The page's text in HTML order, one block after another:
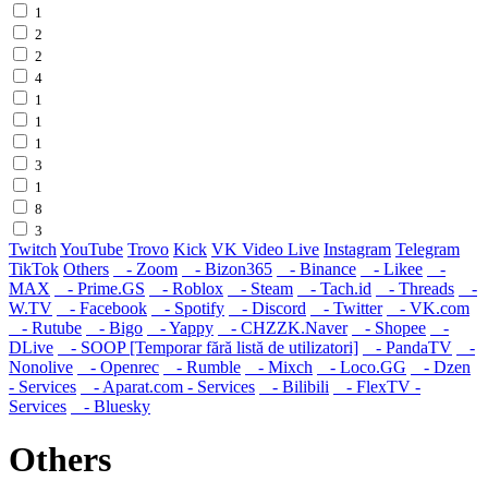
1
2
2
4
1
1
1
3
1
8
3
Twitch YouTube Trovo Kick VK Video Live Instagram Telegram
TikTok Others - Zoom - Bizon365 - Binance - Likee
-
MAX
- Prime.GS - Roblox - Steam - Tach.id - Threads
-
W.TV
- Facebook - Spotify - Discord - Twitter
- VK.com
- Rutube
- Bigo - Yappy - CHZZK.Naver - Shopee
-
DLive
- SOOP [Temporar fără listă de utilizatori] - PandaTV
-
Nonolive
- Openrec - Rumble - Mixch - Loco.GG
- Dzen
- Services
- Aparat.com - Services - Bilibili
- FlexTV -
Services
- Bluesky
Others